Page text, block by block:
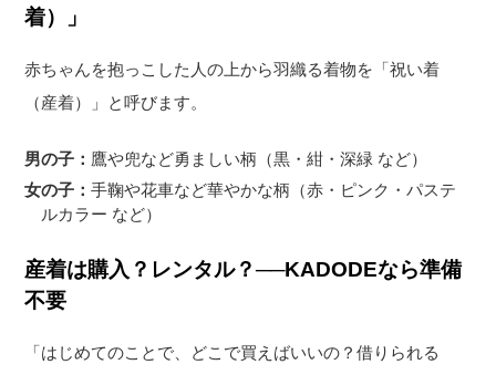
着）」
赤ちゃんを抱っこした人の上から羽織る着物を「祝い着
（産着）」と呼びます。
男の子： 鷹や兜など勇ましい柄（黒・紺・深緑 など）
女の子：手鞠や花車など華やかな柄（赤・ピンク・パステ
ルカラー など）
産着は購入？レンタル？──KADODEなら準備
不要
「はじめてのことで、どこで買えばいいの？借りられる